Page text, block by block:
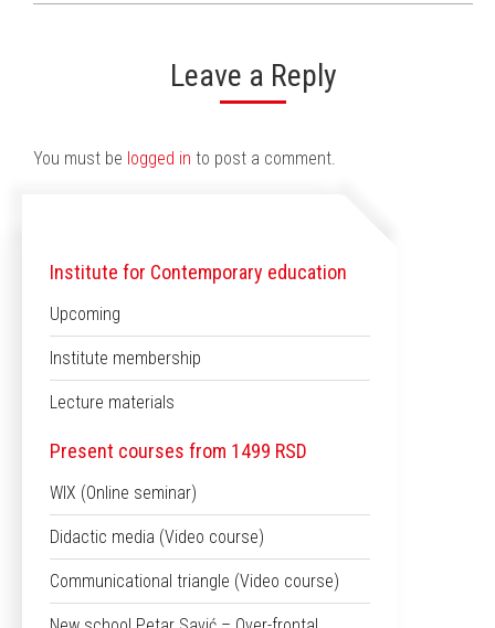
Leave a Reply
You must be logged in to post a comment.
Institute for Contemporary education
Upcoming
Institute membership
Lecture materials
Present courses from 1499 RSD
WIX (Online seminar)
Didactic media (Video course)
Communicational triangle (Video course)